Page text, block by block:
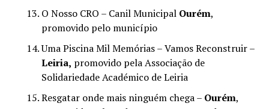
O Nosso CRO – Canil Municipal Ourém,
promovido pelo município
Uma Piscina Mil Memórias – Vamos Reconstruir –
Leiria, promovido pela Associação de
Solidariedade Académico de Leiria
Resgatar onde mais ninguém chega – Ourém,